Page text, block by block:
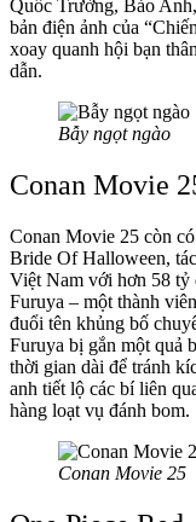
Quốc Trường, Bảo
bản điện ảnh của
xoay quanh hội bạn
dẫn.
Bẫy ngọt ngào
Conan Movie
Conan Movie 25 còn
Bride Of Halloween,
Việt Nam với hơn 58 tỷ
Furuya – một thành
đuổi tên khủng bố
Furuya bị gắn một quả
thời gian dài để tránh
anh tiết lộ các bí liên
hàng loạt vụ đánh bom.
Conan Movie 25